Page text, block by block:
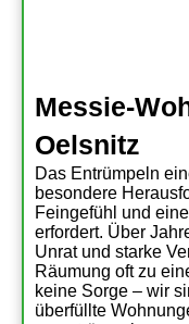
Messie-
Oelsnitz
Das Entrümpeln
besondere
Feingefühl und
erfordert. Über
Unrat und starke
Räumung oft zu
keine Sorge – wir
überfüllte